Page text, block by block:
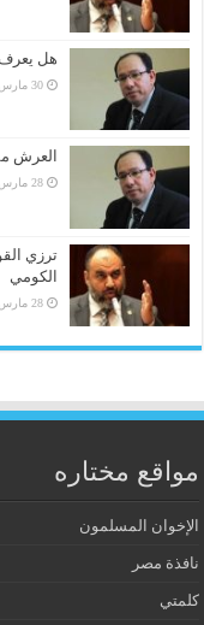
هل يعرف
30 مارس، 2019
العرش
28 مارس، 2019
ترزي
الكومي
28 مارس، 2019
مواقع مختاره
الإخوان المسلمون
نافذة مصر
كلمتي